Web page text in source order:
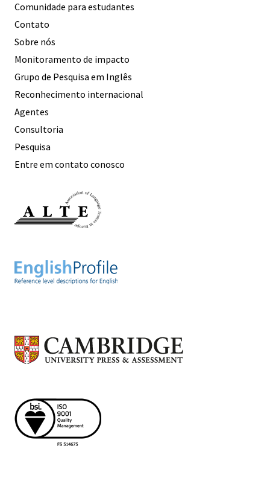
Comunidade para estudantes
Contato
Sobre nós
Monitoramento de impacto
Grupo de Pesquisa em Inglês
Reconhecimento internacional
Agentes
Consultoria
Pesquisa
Entre em contato conosco